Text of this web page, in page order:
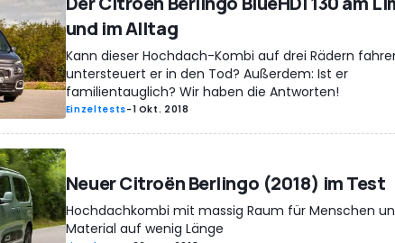
und im Alltag
Kann dieser Hochdach-Kombi auf drei Rädern
untersteuert er in den Tod? Außerdem: Ist er
familientauglich? Wir haben die Antworten!
Einzeltests-1 Okt. 2018
Neuer Citroën Berlingo (2018) im Test
Hochdachkombi mit massig Raum für Menschen
Material auf wenig Länge